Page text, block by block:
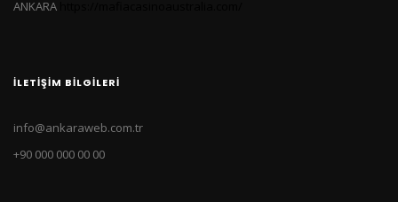
ANKARA
İLETIŞIM BILGILERI
info@ankaraweb.com.tr
+90 000 000 00 00